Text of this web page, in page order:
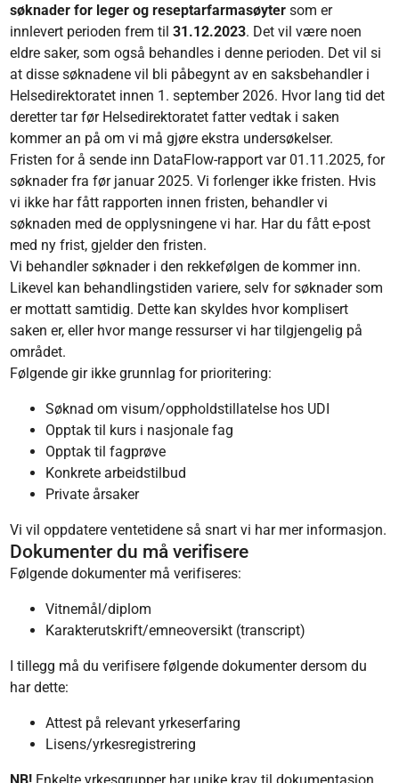
søknader for leger og reseptarfarmasøytersom er
innlevert perioden frem til31.12.2023. Det vil være noen
eldre saker, som også behandles i denne perioden. Det vil si
at disse søknadene vil bli påbegynt av en saksbehandler i
Helsedirektoratet innen 1. september 2026. Hvor lang tid det
deretter tar før Helsedirektoratet fatter vedtak i saken
kommer an på om vi må gjøre ekstra undersøkelser.
Fristen for å sende inn DataFlow-rapport var 01.11.2025, for
søknader fra før januar 2025. Vi forlenger ikke fristen. Hvis
vi ikke har fått rapporten innen fristen, behandler vi
søknaden med de opplysningene vi har. Har du fått e-post
med ny frist, gjelder den fristen.
Vi behandler søknader i den rekkefølgen de kommer inn.
Likevel kan behandlingstiden variere, selv for søknader som
er mottatt samtidig. Dette kan skyldes hvor komplisert
saken er, eller hvor mange ressurser vi har tilgjengelig på
området.
Følgende gir ikke grunnlag for prioritering:
Søknad om visum/oppholdstillatelse hos UDI
Opptak til kurs i nasjonale fag
Opptak til fagprøve
Konkrete arbeidstilbud
Private årsaker
Vi vil oppdatere ventetidene så snart vi har mer informasjon.
Dokumenter du må verifisere
Følgende dokumenter må verifiseres:
Vitnemål/diplom
Karakterutskrift/emneoversikt (transcript)
I tillegg må du verifisere følgende dokumenter dersom du
har dette:
Attest på relevant yrkeserfaring
Lisens/yrkesregistrering
NB! Enkelte yrkesgrupper har unike krav til dokumentasjon.